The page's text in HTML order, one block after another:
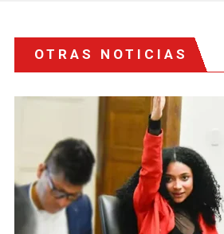
OTRAS NOTICIAS